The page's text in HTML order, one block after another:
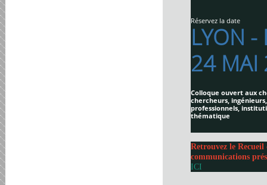
Réservez la date
LYON
24 MAI
Colloque ouvert aux
chercheurs,
professionnels,
thématique
Retrouvez le Recueil
communications
ICI